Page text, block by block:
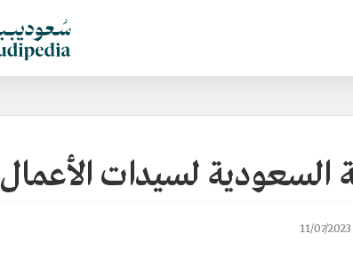
السعودية لسيدات الأعمال
11/07/2023